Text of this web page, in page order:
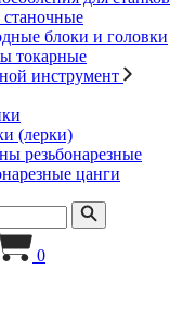
блоки и головки
токарные
инструмент
(лерки)
резьбонарезные
цанги
0